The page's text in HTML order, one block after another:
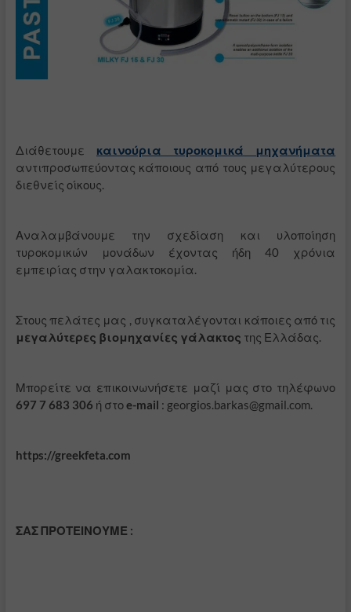
Διάθετουμε καινούρια τυροκομικά μηχανήματα
αντιπροσωπεύοντας κάποιους από τους μεγαλύτερους
διεθνείς οίκους.
Αναλαμβάνουμε την σχεδίαση και υλοποίηση
τυροκομικών μονάδων έχοντας ήδη 40 χρόνια
εμπειρίας στην γαλακτοκομία.
Στους πελάτες μας , συγκαταλέγονται κάποιες από τις
μεγαλύτερες βιομηχανίες γάλακτος της Ελλάδας.
Μπορείτε να επικοινωνήσετε μαζί μας στο τηλέφωνο
697 7 683 306 ή στοe-mail : georgios.barkas@gmail.com.
https://greekfeta.com
ΣΑΣ ΠΡΟΤΕΙΝΟΥΜΕ :